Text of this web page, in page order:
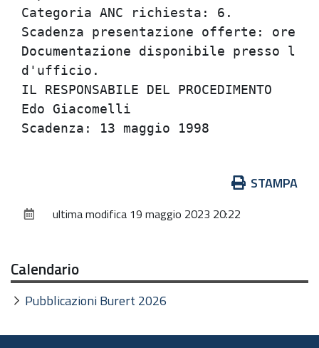
Categoria
Scadenza presentazione
Documentazione disponibile
IL RESPONSABILE
Edo
documento
STAMPA
ultima modifica 19 maggio 2023 20:22
Calendario
Pubblicazioni Burert 2026